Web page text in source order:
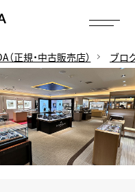
正規・中古販売店） ブロ